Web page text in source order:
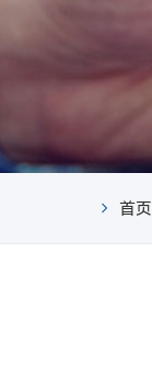
首页